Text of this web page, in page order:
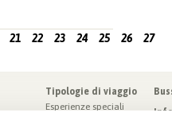
21 22 23 24 25 26 27
Tipologie di viaggio
Esperienze speciali